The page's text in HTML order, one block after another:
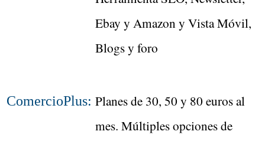
Ebay y Amazon y Vista Móvil,
Blogs y foro
ComercioPlus: Planes de 30, 50 y 80 euros al
mes. Múltiples opciones de